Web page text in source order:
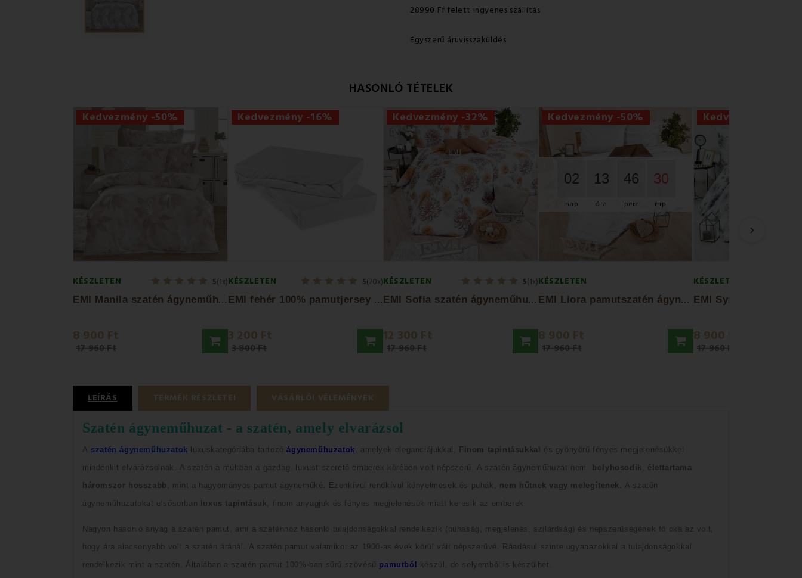
28990 Ff felett ingyenes szállítás
Egyszerű áruvisszaküldés
HASONLÓ TÉTELEK
Kedvezmény -50%
KÉSZLETEN 5(1x)
E
MI Manila szatén ágyneműhuzat 140x200 +...
8 900 Ft
17 960 Ft
Kedvezmény -16%
KÉSZLETEN 5(70x)
E
MI fehér 100% pamutjersey gumis lepedő
3 200 Ft
3 800 Ft
Kedvezmény -32%
KÉSZLETEN 5(1x)
E
MI Sofia szatén ágyneműhuzat
12 300 Ft
17 960 Ft
Kedvezmény -50%
02
nap
13
óra
46
perc
29
mp.
KÉSZLETEN
E
MI Liora pamutszatén ágyneműhuzat
8 900 Ft
17 960 Ft
Kedvezmény -50%
KÉSZLETEN
8 900 Ft
17 960 Ft
›
LEÍRÁS TERMÉK RÉSZLETEI VÁSÁRLÓI VÉLEMÉNYEK
Szatén ágyneműhuzat - a szatén, amely elvarázsol
A szatén ágyneműhuzatok luxuskategóriába tartozó ágyneműhuzatok , amelyek eleganciájukkal, F inom tapintásukkal és gyönyörű fényes megjelenésükkel
mindenkit elvarázsolnak. A szatén a múltban a gazdag, luxust szerető emberek körében volt népszerű. A szatén ágyneműhuzat nem bolyhosodik
élettartama
háromszor hosszabb
, mint a hagyományos pamut ágyneműké. Ezenkívül rendkívül kényelmesek és puhák, nem hűtnek vagy melegítenek
A szatén
ágyneműhuzatokat elsősorban
luxus tapintásuk , finom anyagjuk és fényes megjelenésük miatt keresik az emberek.
Nagyon hasonló anyag a szatén pamut, ami a szaténhoz hasonló tulajdonságokkal rendelkezik (puhaság, megjelenés, szilárdság) és népszerűségének fő oka az volt,
hogy ára alacsonyabb volt a szatén áránál. A szatén pamut valamikor az 1900-as évek körül vált népszerűvé. Ráadásul szinte ugyanazokkal a tulajdonságokkal
rendelkezik mint a szatén. Általában a szatén pamut 100%-ban sűrű szövésű pamutból készül, de selyemből is készülhet.